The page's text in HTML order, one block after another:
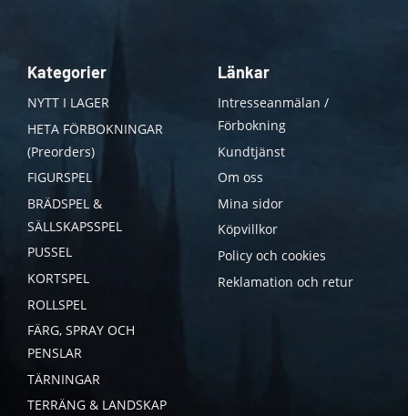
Kategorier
NYTT I LAGER
HETA FÖRBOKNINGAR
(Preorders)
FIGURSPEL
BRÄDSPEL &
SÄLLSKAPSSPEL
PUSSEL
KORTSPEL
ROLLSPEL
FÄRG, SPRAY OCH
PENSLAR
TÄRNINGAR
TERRÄNG & LANDSKAP
Länkar
Intresseanmälan /
Förbokning
Kundtjänst
Om oss
Mina sidor
Köpvillkor
Policy och cookies
Reklamation och retur